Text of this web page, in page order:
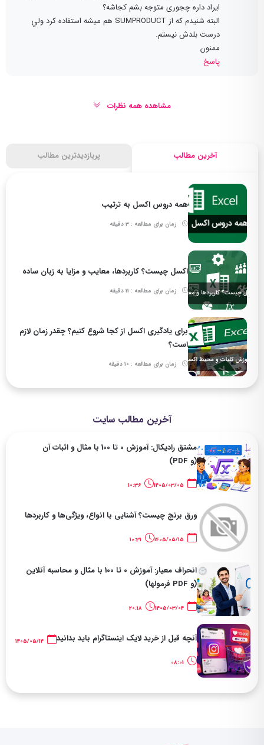
آخرین مطالب پربازدیدترین مطالب
همه دروس اکسل به ترتیب
زمان برای مطالعه : 3 دقیقه
اکسل چیست؟ کاربردها، معایب و مزایا به زبان ساده
زمان برای مطالعه : 11 دقیقه
برای یادگیری اکسل از کجا شروع کنیم؟ چقدر زمان لازم
است؟
زمان برای مطالعه : 10 دقیقه
آخرین مطالب سایت
مشتق رادیکال: آموزش 0 تا 100 با مثال و اثبات آن
(و PDF)
10:36
ورق برنج چیست؟ آشنایی با انواع، ویژگی‌ها و کاربردها
انحراف معیار: آموزش 0 تا 100 با مثال و محاسبه آنلاین
(و PDF فرمولها)
20:18
آنچه قبل از خرید لایک اینستاگرام باید بدانید
ایراد داره چجوری متوجه بشم کجاشه؟
البته شنيدم كه از SUMPRODUCT هم ميشه استفاده كرد ولي
درست بلدش نيستم.
ممنون
پاسخ
مشاهده همه نظرات